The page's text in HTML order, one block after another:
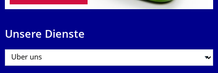
Unsere Dienste